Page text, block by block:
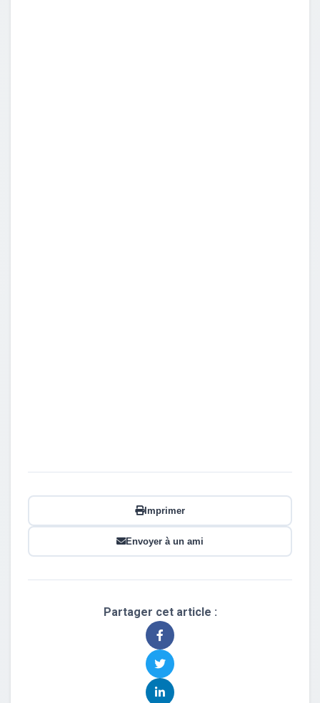
Imprimer
Envoyer à un ami
Partager cet article :